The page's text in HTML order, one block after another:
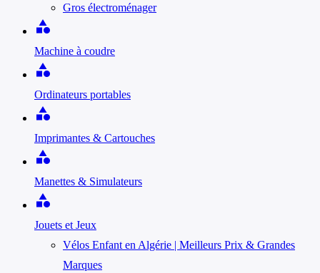
Gros électroménager
category
Machine à coudre
category
Ordinateurs portables
category
Imprimantes & Cartouches
category
Manettes & Simulateurs
category
Jouets et Jeux
Vélos Enfant en Algérie | Meilleurs Prix & Grandes
Marques